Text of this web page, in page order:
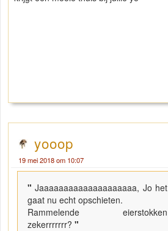
yooop
19 mei 2018 om 10:07
"Jaaaaaaaaaaaaaaaaaaaa, Jo het
gaat nu echt opschieten.
Rammelende eierstokken
zekerrrrrrr? "